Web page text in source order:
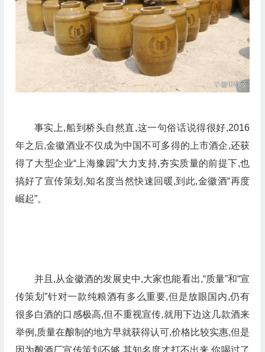
事实上,船到桥头自然直,这一句俗话说得很好,2016
年之后,金徽酒业不仅成为中国不可多得的上市酒企,还获
得了大型企业“上海豫园”大力支持,夯实质量的前提下,也
搞好了宣传策划,知名度当然快速回暖,到此,金徽酒“再度
崛起”。
并且,从金徽酒的发展史中,大家也能看出,“质量”和“宣
传策划”针对一款纯粮酒有多么重要,但是放眼国内,仍有
很多白酒的口感极高,但不重视宣传,就用下边这几款酒来
举例,质量在酿制的地方早就获得认可,价格比较实惠,但是
因为酿酒厂宣传策划不够,其知名度才打不出来,你喝过了